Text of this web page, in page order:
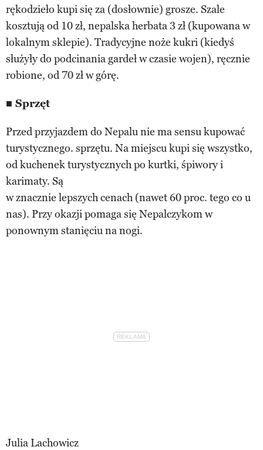
rękodzieło kupi się za (dosłownie) grosze. Szale
kosztują od 10 zł, nepalska herbata 3 zł (kupowana w
lokalnym sklepie). Tradycyjne noże kukri (kiedyś
służyły do podcinania gardeł w czasie wojen), ręcznie
robione, od 70 zł w górę.
■ Sprzęt
Przed przyjazdem do Nepalu nie ma sensu kupować
turystycznego. sprzętu. Na miejscu kupi się wszystko,
od kuchenek turystycznych po kurtki, śpiwory i
karimaty. Są
w znacznie lepszych cenach (nawet 60 proc. tego co u
nas). Przy okazji pomaga się Nepalczykom w
ponownym stanięciu na nogi.
Julia Lachowicz